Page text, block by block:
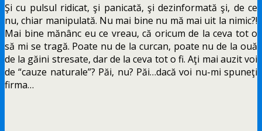
Şi cu pulsul ridicat, şi panicată, şi dezinformată şi, de ce
nu, chiar manipulată. Nu mai bine nu mă mai uit la nimic?!
Mai bine mănânc eu ce vreau, că oricum de la ceva tot o
să mi se tragă. Poate nu de la curcan, poate nu de la ouă
de la găini stresate, dar de la ceva tot o fi. Aţi mai auzit voi
de “cauze naturale”? Păi, nu? Păi…dacă voi nu-mi spuneţi
firma…